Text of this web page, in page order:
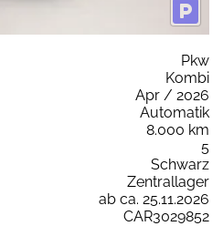
Pkw
Kombi
Apr / 2026
Automatik
8.000 km
5
Schwarz
Zentrallager
ab ca. 25.11.2026
CAR3029852